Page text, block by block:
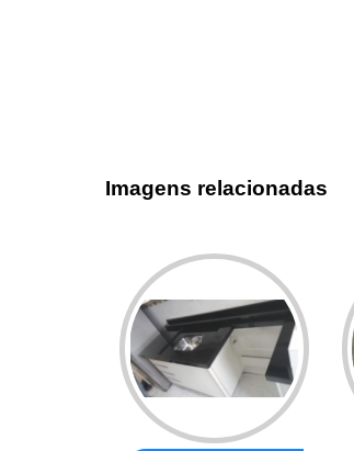
Imagens relacionadas